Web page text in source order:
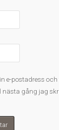
e-postadress och
nästa gång jag